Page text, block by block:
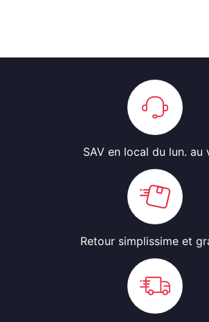
SAV en local du lun. au
Retour simplissime et